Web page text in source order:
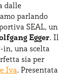
dalle
parlando
SEAL, un
Egger. Il
una scelta
sia per
Iva. Presentata